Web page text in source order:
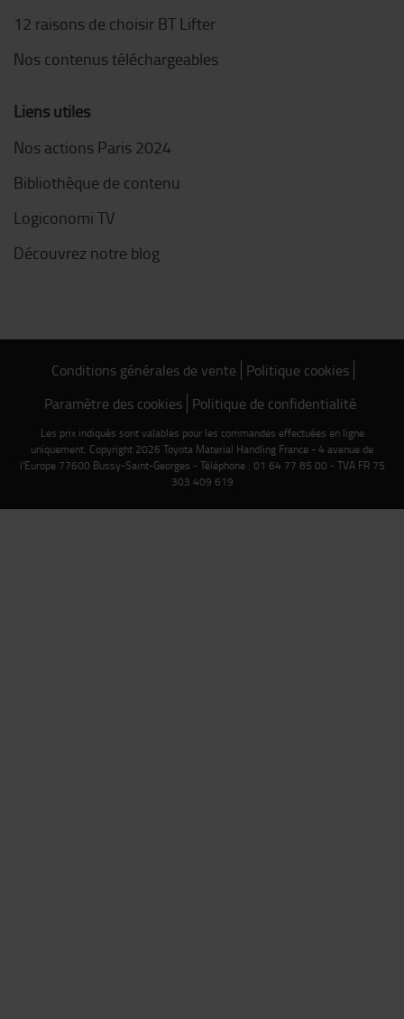
12 raisons de choisir BT Lifter
Nos contenus téléchargeables
Liens utiles
Nos actions Paris 2024
Bibliothèque de contenu
Logiconomi TV
Découvrez notre blog
Conditions générales de vente Politique cookies
Paramètre des cookies Politique de confidentialité
Les prix indiqués sont valables pour les commandes effectuées en ligne
uniquement. Copyright 2026 Toyota Material Handling France - 4 avenue de
l'Europe 77600 Bussy-Saint-Georges - Téléphone : 01 64 77 85 00 - TVA FR 75
303 409 619